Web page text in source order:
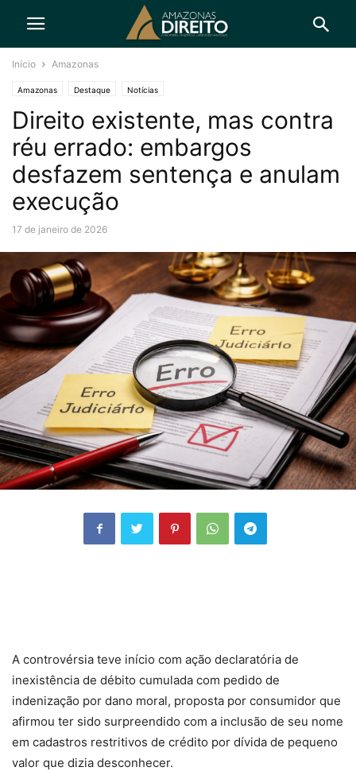
Início Amazonas
Amazonas Destaque Notícias
Direito existente, mas contra
réu errado: embargos
desfazem sentença e anulam
execução
17 de janeiro de 2026
A controvérsia teve início com ação declaratória de
inexistência de débito cumulada com pedido de
indenização por dano moral, proposta por consumidor que
afirmou ter sido surpreendido com a inclusão de seu nome
em cadastros restritivos de crédito por dívida de pequeno
valor que dizia desconhecer.